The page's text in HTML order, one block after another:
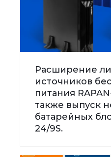
Расширение
источников
питания
также выпуск
батарейных
24/9S.